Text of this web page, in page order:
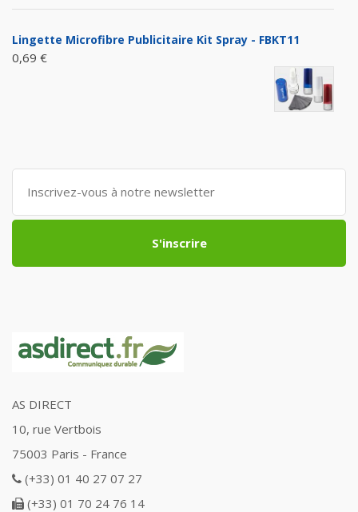
Lingette Microfibre Publicitaire Kit Spray - FBKT11
0,69 €
S'inscrire
AS DIRECT
10, rue Vertbois
75003 Paris - France
(+33) 01 40 27 07 27
(+33) 01 70 24 76 14